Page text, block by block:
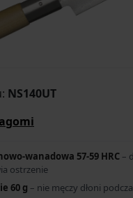
NS140UT
wanadowa 57-59 HRC –
ostrzenie
60 g – nie męczy dłoni